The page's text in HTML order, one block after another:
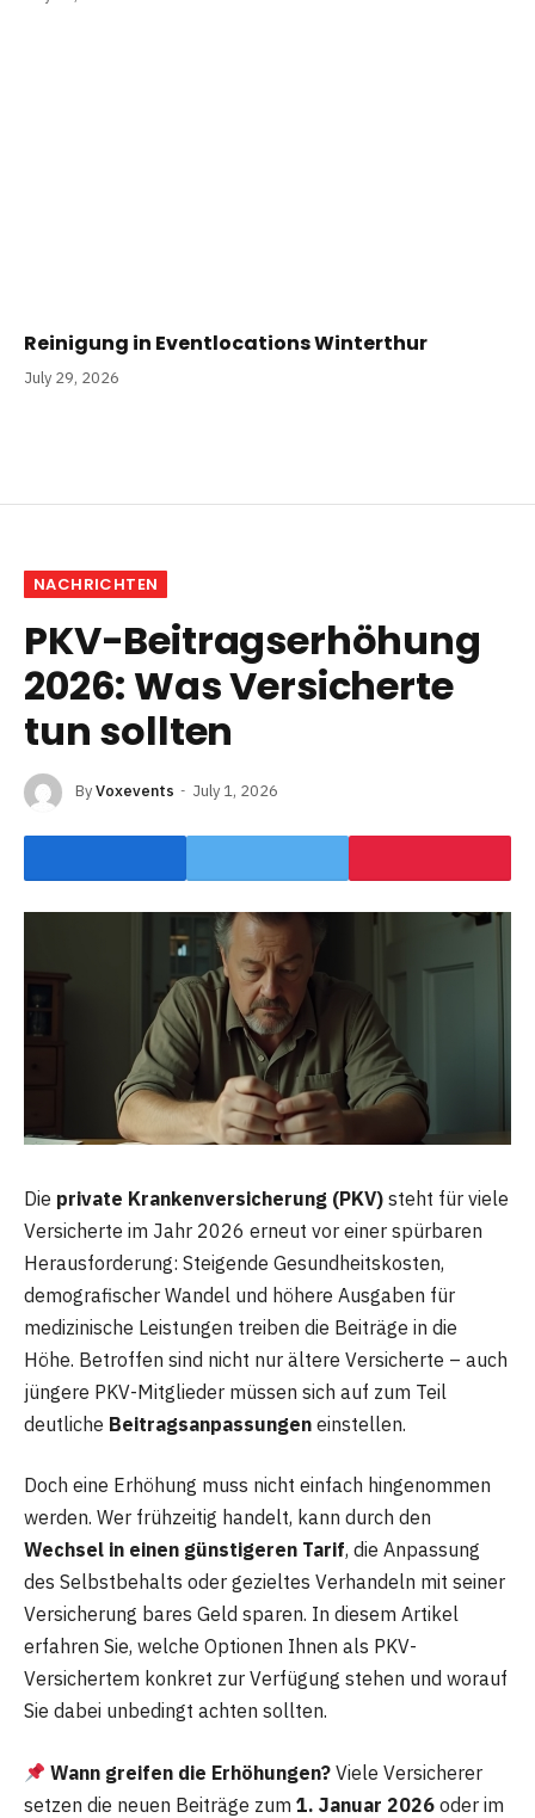
Reinigung in Eventlocations Winterthur
July 29, 2026
NACHRICHTEN
PKV-Beitragserhöhung
2026: Was Versicherte
tun sollten
ByVoxevents July 1, 2026
Die private Krankenversicherung (PKV) steht für viele
Versicherte im Jahr 2026 erneut vor einer spürbaren
Herausforderung: Steigende Gesundheitskosten,
demografischer Wandel und höhere Ausgaben für
medizinische Leistungen treiben die Beiträge in die
Höhe. Betroffen sind nicht nur ältere Versicherte – auch
jüngere PKV-Mitglieder müssen sich auf zum Teil
deutliche Beitragsanpassungen einstellen.
Doch eine Erhöhung muss nicht einfach hingenommen
werden. Wer frühzeitig handelt, kann durch den
Wechsel in einen günstigeren Tarif, die Anpassung
des Selbstbehalts oder gezieltes Verhandeln mit seiner
Versicherung bares Geld sparen. In diesem Artikel
erfahren Sie, welche Optionen Ihnen als PKV-
Versichertem konkret zur Verfügung stehen und worauf
Sie dabei unbedingt achten sollten.
Wann greifen die Erhöhungen? Viele Versicherer
setzen die neuen Beiträge zum 1. Januar 2026 oder im